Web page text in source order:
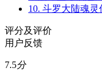
10. 斗罗大陆魂灵
评分及评价
用户反馈
7.5分